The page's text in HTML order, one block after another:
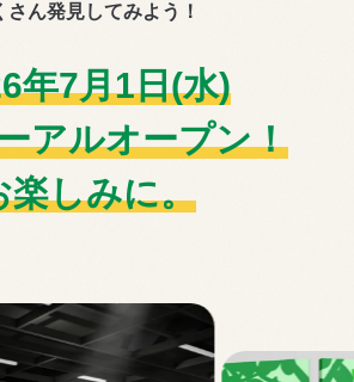
ん発見してみよう！
年7月1日(水)
アルオープン！
楽しみに。